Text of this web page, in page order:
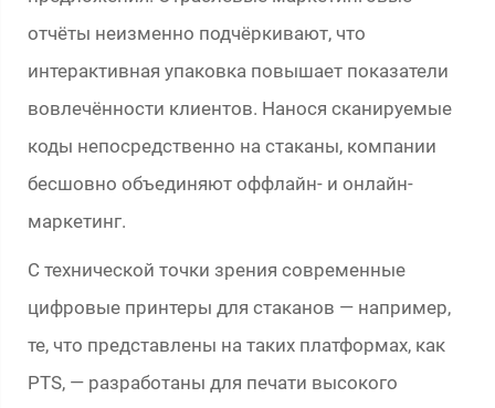
отчёты неизменно подчёркивают, что
интерактивная упаковка повышает показатели
вовлечённости клиентов. Нанося сканируемые
коды непосредственно на стаканы, компании
бесшовно объединяют оффлайн- и онлайн-
маркетинг.
С технической точки зрения современные
цифровые принтеры для стаканов — например,
те, что представлены на таких платформах, как
PTS, — разработаны для печати высокого